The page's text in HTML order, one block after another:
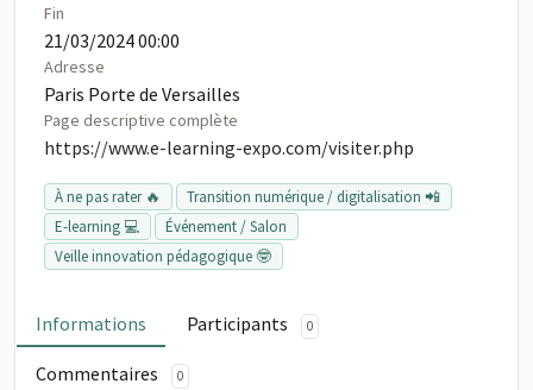
Fin
21/03/2024 00:00
Adresse
Paris Porte de Versailles
Page descriptive complète
https://www.e-learning-expo.com/visiter.php
À ne pas rater 🔥
Transition numérique / digitalisation 📲
E-learning 💻
Événement / Salon
Veille innovation pédagogique 🤓
Informations Participants 0
Commentaires 0